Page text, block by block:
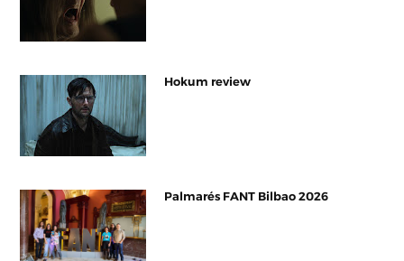
Hokum review
Palmarés FANT Bilbao 2026